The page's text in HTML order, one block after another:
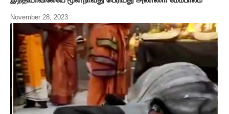
November 28, 2023